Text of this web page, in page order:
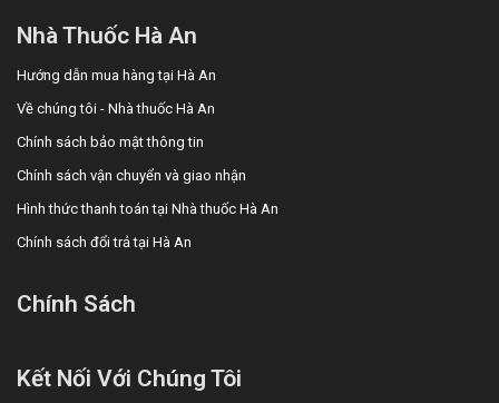
Nhà Thuốc Hà An
Hướng dẫn mua hàng tại Hà An
Về chúng tôi - Nhà thuốc Hà An
Chính sách bảo mật thông tin
Chính sách vận chuyển và giao nhận
Hình thức thanh toán tại Nhà thuốc Hà An
Chính sách đổi trả tại Hà An
Chính Sách
Kết Nối Với Chúng Tôi